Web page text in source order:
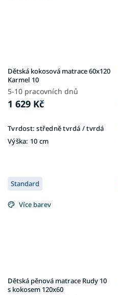
Dětská kokosová matrace 60x120
Karmel 10
5-10 pracovních dnů
1 629 Kč
Tvrdost: středně tvrdá / tvrdá
Výška: 10 cm
Standard
Více barev
Dětská pěnová matrace Rudy 10
s kokosem 120x60